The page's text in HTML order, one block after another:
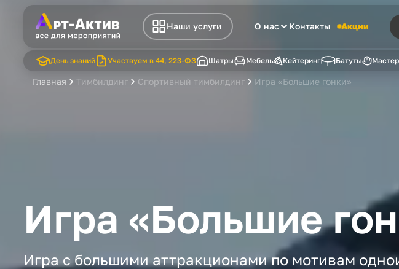
Наши услуги О нас Контакты Акции
День знаний Участвуем в 44, 223-ФЗ Шатры Мебель Кейтеринг Батуты
Главная Тимбилдинг Спортивный тимбилдинг Игра «Большие гонки»
Игра «Большие
Игра с большими аттракционами по мотивам